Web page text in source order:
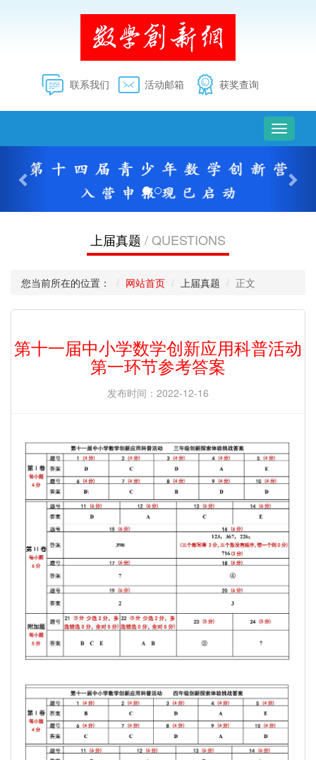
联系我们 活动邮箱 获奖查询
切
换
导
航
一
一
上届真题 / QUESTIONS
您当前所在的位置： 网站首页 上届真题 正文
第十一届中小学数学创新应用科普活动
第一环节参考答案
发布时间：2022-12-16